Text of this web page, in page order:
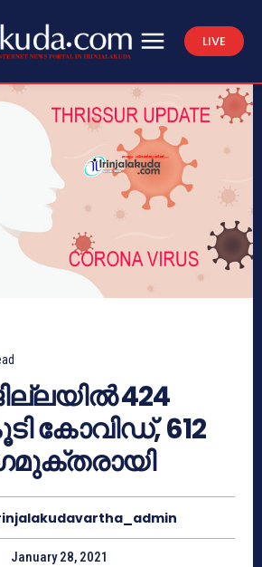
LIVE
424
കോവിഡ്, 612
January 28, 2021